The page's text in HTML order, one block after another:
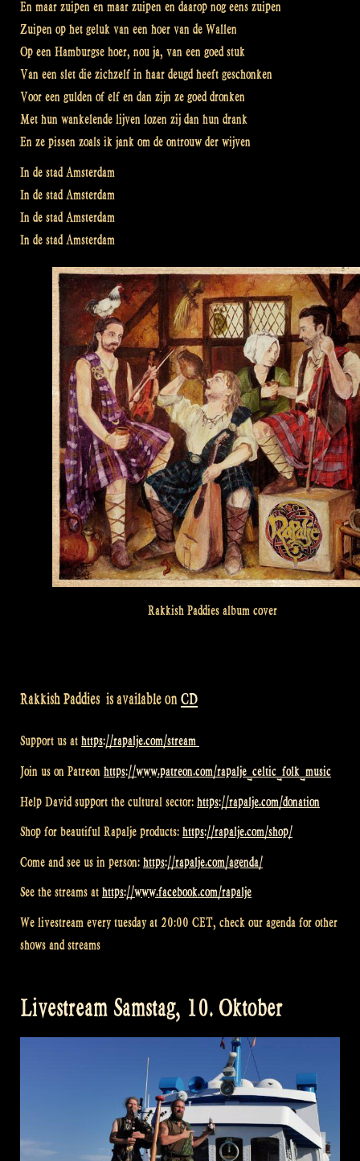
En maar zuipen en maar zuipen en daarop nog eens zuipen
Zuipen op het geluk van een hoer van de Wallen
Op een Hamburgse hoer, nou ja, van een goed stuk
Van een slet die zichzelf in haar deugd heeft geschonken
Voor een gulden of elf en dan zijn ze goed dronken
Met hun wankelende lijven lozen zij dan hun drank
En ze pissen zoals ik jank om de ontrouw der wijven
In de stad Amsterdam
In de stad Amsterdam
In de stad Amsterdam
In de stad Amsterdam
Rakkish Paddies album cover
Rakkish Paddies is available on CD
Support us at https://rapalje.com/stream
Join us on Patreon https://www.patreon.com/rapalje_celtic_folk_music
Help David support the cultural sector: https://rapalje.com/donation
Shop for beautiful Rapalje products: https://rapalje.com/shop/
Come and see us in person: https://rapalje.com/agenda/
See the streams at https://www.facebook.com/rapalje
We livestream every tuesday at 20:00 CET, check our agenda for other
shows and streams
Livestream Samstag, 10. Oktober